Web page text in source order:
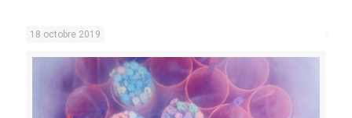
18 octobre 2019